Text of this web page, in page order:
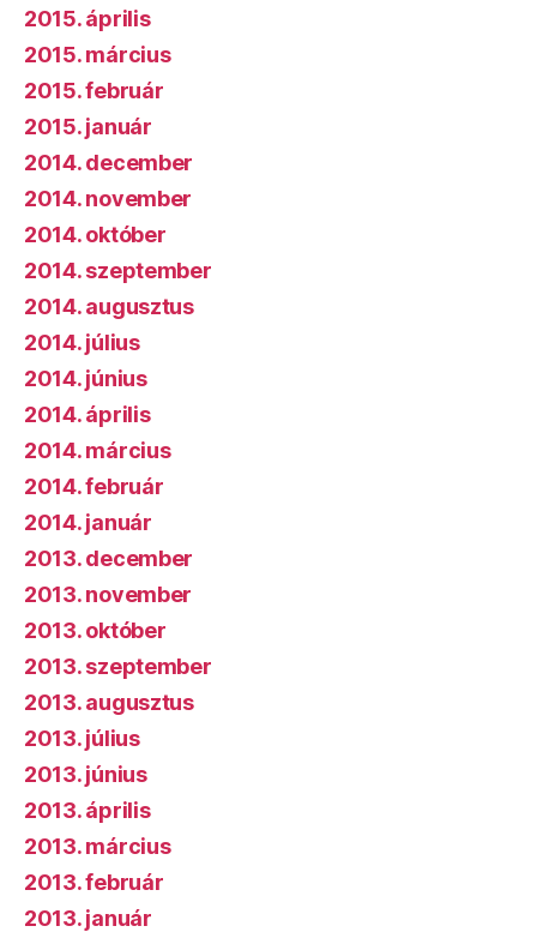
2015. április
2015. március
2015. február
2015. január
2014. december
2014. november
2014. október
2014. szeptember
2014. augusztus
2014. július
2014. június
2014. április
2014. március
2014. február
2014. január
2013. december
2013. november
2013. október
2013. szeptember
2013. augusztus
2013. július
2013. június
2013. április
2013. március
2013. február
2013. január